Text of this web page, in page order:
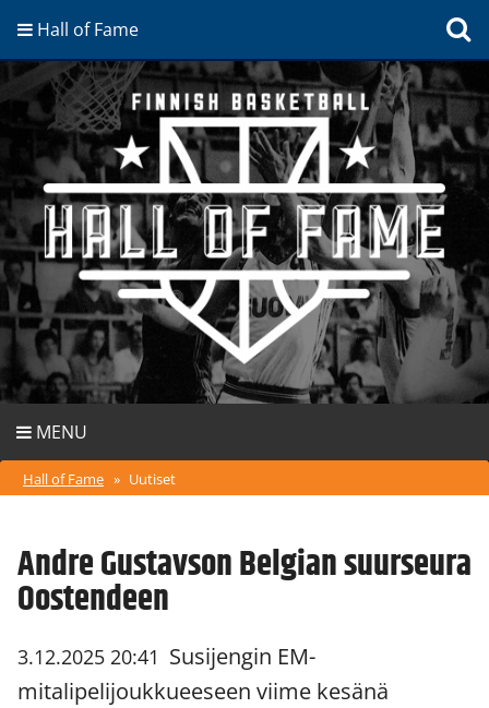
Hall of Fame
MENU
Hall of Fame » Uutiset
Andre Gustavson Belgian suurseura
Oostendeen
3.12.2025 20:41 Susijengin EM-
mitalipelijoukkueeseen viime kesänä